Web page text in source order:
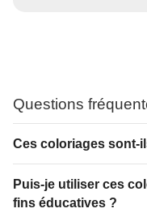
Questions
Ces coloriages sont-
Puis-je utiliser ces
fins éducatives ?